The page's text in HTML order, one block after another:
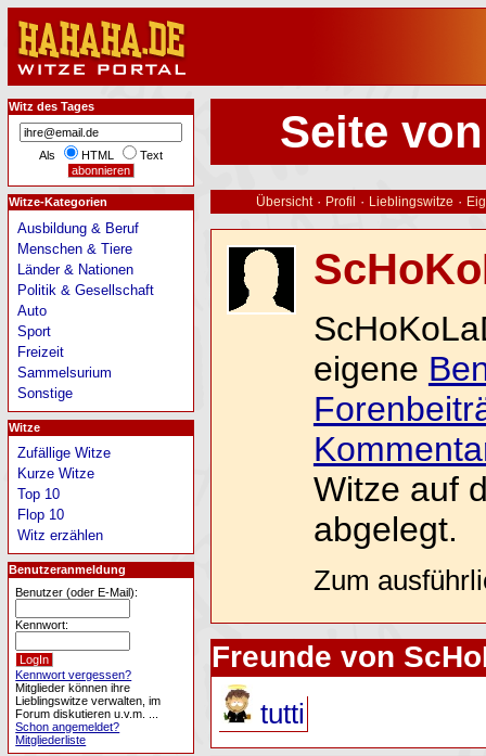
Seite
Übersicht · Profil · Lieblingswitze ·
eigene
Witze auf
abgelegt.
Zum
Freunde von
tutti
Witz des Tages
Als HTML Text
Witze-Kategorien
Ausbildung & Beruf
Menschen & Tiere
Länder & Nationen
Politik & Gesellschaft
Auto
Sport
Freizeit
Sammelsurium
Sonstige
Witze
Zufällige Witze
Kurze Witze
Top 10
Flop 10
Witz erzählen
Benutzeranmeldung
Benutzer (oder E-Mail):
Kennwort:
Kennwort vergessen?
Mitglieder können ihre
Lieblingswitze verwalten, im
Forum diskutieren u.v.m. ...
Schon angemeldet?
Mitgliederliste